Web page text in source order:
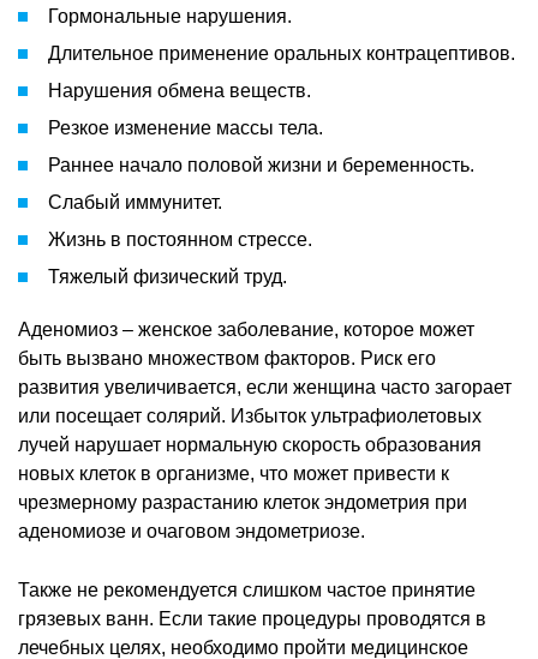
Гормональные нарушения.
Длительное применение оральных контрацептивов.
Нарушения обмена веществ.
Резкое изменение массы тела.
Раннее начало половой жизни и беременность.
Слабый иммунитет.
Жизнь в постоянном стрессе.
Тяжелый физический труд.
Аденомиоз – женское заболевание, которое может
быть вызвано множеством факторов. Риск его
развития увеличивается, если женщина часто загорает
или посещает солярий. Избыток ультрафиолетовых
лучей нарушает нормальную скорость образования
новых клеток в организме, что может привести к
чрезмерному разрастанию клеток эндометрия при
аденомиозе и очаговом эндометриозе.
Также не рекомендуется слишком частое принятие
грязевых ванн. Если такие процедуры проводятся в
лечебных целях, необходимо пройти медицинское